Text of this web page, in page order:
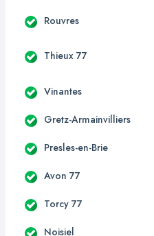
Rouvres
Thieux 77
Vinantes
Gretz-Armainvilliers
Presles-en-Brie
Avon 77
Torcy 77
Noisiel